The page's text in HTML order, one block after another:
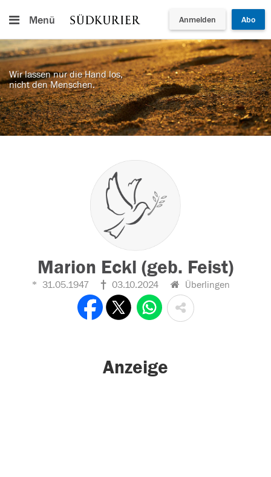
Menü Anmelden Abo
Wir lassen nur die Hand los,
nicht den Menschen.
Marion Eckl (geb. Feist)
31.05.1947 03.10.2024 Überlingen
Anzeige